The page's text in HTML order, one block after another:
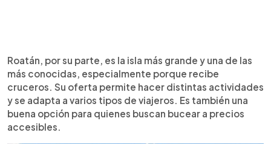
Roatán, por su parte, es la isla más grande y una de las
más conocidas, especialmente porque recibe
cruceros. Su oferta permite hacer distintas actividades
y se adapta a varios tipos de viajeros. Es también una
buena opción para quienes buscan bucear a precios
accesibles.